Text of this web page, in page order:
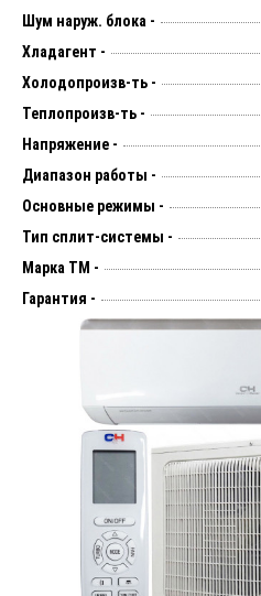
Шум наруж. блока -
Хладагент -
Холодопроизв-ть -
Теплопроизв-ть -
Напряжение -
Диапазон работы -
Основные режимы -
Тип сплит-системы -
Марка ТМ -
Гарантия -